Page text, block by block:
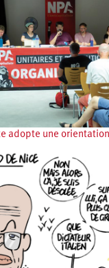
adopte une